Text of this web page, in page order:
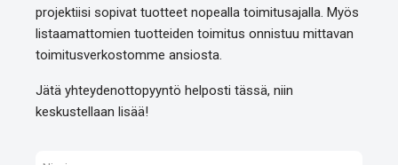
projektiisi sopivat tuotteet nopealla toimitusajalla. Myös
listaamattomien tuotteiden toimitus onnistuu mittavan
toimitusverkostomme ansiosta.
Jätä yhteydenottopyyntö helposti tässä, niin
keskustellaan lisää!